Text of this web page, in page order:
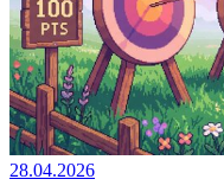
28.04.2026